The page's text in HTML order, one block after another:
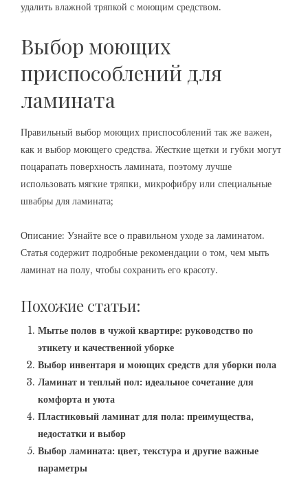
удалить влажной тряпкой с моющим средством.
Выбор моющих
приспособлений для
ламината
Правильный выбор моющих приспособлений так же важен,
как и выбор моющего средства. Жесткие щетки и губки могут
поцарапать поверхность ламината, поэтому лучше
использовать мягкие тряпки, микрофибру или специальные
швабры для ламината;
Описание: Узнайте все о правильном уходе за ламинатом.
Статья содержит подробные рекомендации о том, чем мыть
ламинат на полу, чтобы сохранить его красоту.
Похожие статьи:
Мытье полов в чужой квартире: руководство по
этикету и качественной уборке
Выбор инвентаря и моющих средств для уборки пола
Ламинат и теплый пол: идеальное сочетание для
комфорта и уюта
Пластиковый ламинат для пола: преимущества,
недостатки и выбор
Выбор ламината: цвет, текстура и другие важные
параметры